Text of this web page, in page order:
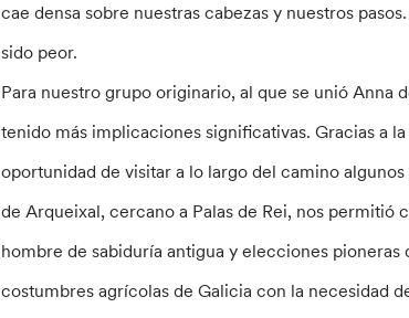
cae densa sobre nuestras cabezas y nuestros
sido peor.
Para nuestro grupo originario, al que se unió Anna
tenido más implicaciones significativas. Gracias a
oportunidad de visitar a lo largo del camino
de Arqueixal, cercano a Palas de Rei, nos
hombre de sabiduría antigua y elecciones
costumbres agrícolas de Galicia con la necesidad